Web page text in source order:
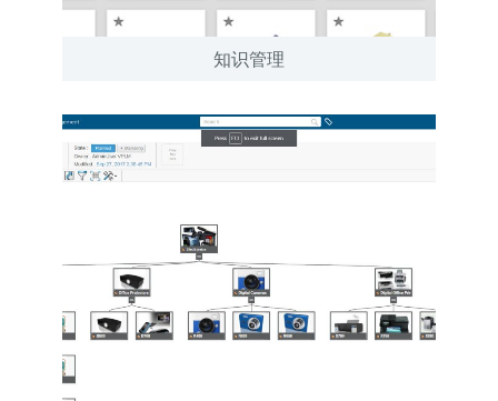
知识管理